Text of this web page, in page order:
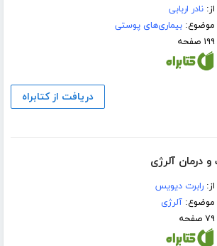
از:نادر اربابی
موضوع:بیماری‌های پوستی
۱۹۹ صفحه
دریافت از کتابراه
درمان آلرژی
از:رابرت دیویس
موضوع:آلرژی
۷۹ صفحه